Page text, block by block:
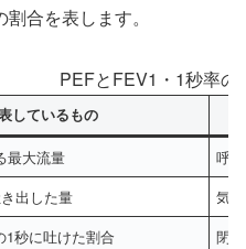
合を表します。
PEFとFEV1・1秒率の
しているもの
最大流量 呼
出した量 気
1秒に吐けた割合 閉